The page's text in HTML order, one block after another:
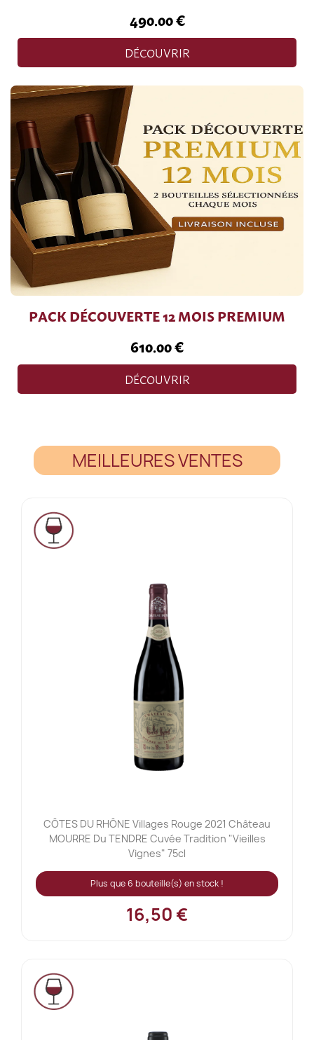
490.00 €
DÉCOUVRIR
PACK DÉCOUVERTE 12 MOIS PREMIUM
610.00 €
DÉCOUVRIR
MEILLEURES VENTES
CÔTES DU RHÔNE Villages Rouge 2021 Château
MOURRE Du TENDRE Cuvée Tradition "Vieilles
Vignes" 75cl
Plus que 6 bouteille(s) en stock !
16,50 €